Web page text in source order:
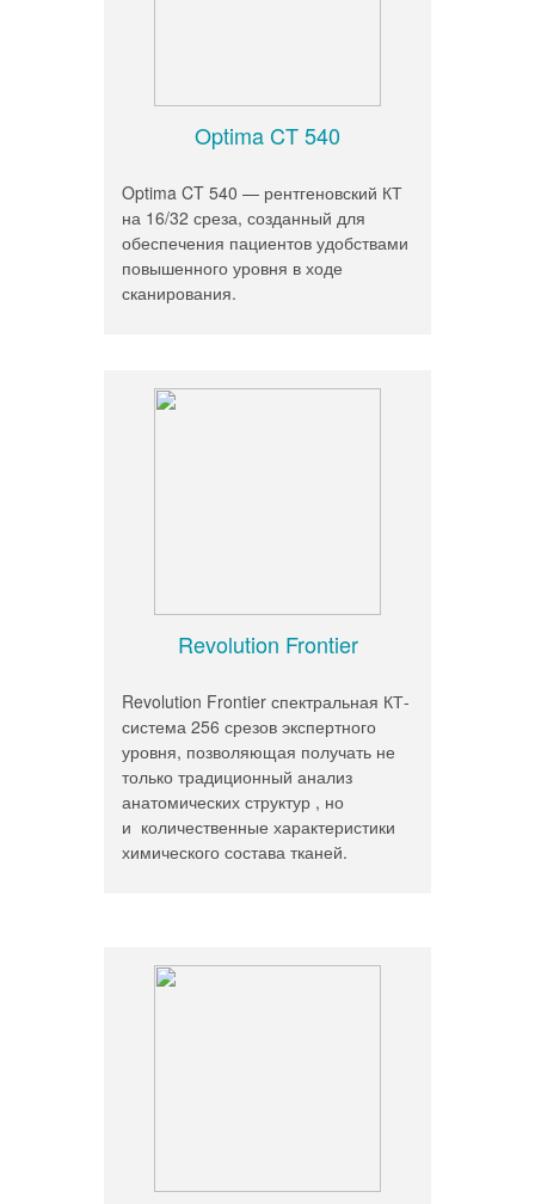
Optima CT 540
Optima CT 540 — рентгеновский КТ
на 16/32 среза, созданный для
обеспечения пациентов удобствами
повышенного уровня в ходе
сканирования.
Revolution Frontier
Revolution Frontier спектральная КТ-
система 256 срезов экспертного
уровня, позволяющая получать не
только традиционный анализ
анатомических структур , но
и количественные характеристики
химического состава тканей.